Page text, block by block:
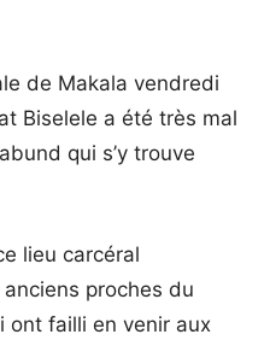
de Makala vendredi
Biselele a été très mal
qui s’y trouve
lieu carcéral
proches du
ont failli en venir aux